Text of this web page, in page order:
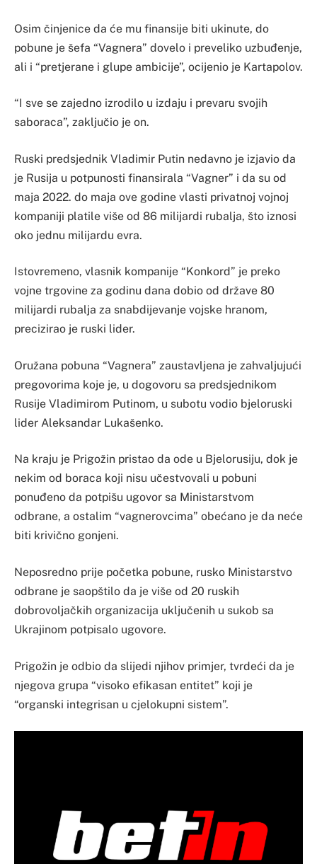
Osim činjenice da će mu finansije biti ukinute, do
pobune je šefa “Vagnera” dovelo i preveliko uzbuđenje,
ali i “pretjerane i glupe ambicije”, ocijenio je Kartapolov.
“I sve se zajedno izrodilo u izdaju i prevaru svojih
saboraca”, zaključio je on.
Ruski predsjednik Vladimir Putin nedavno je izjavio da
je Rusija u potpunosti finansirala “Vagner” i da su od
maja 2022. do maja ove godine vlasti privatnoj vojnoj
kompaniji platile više od 86 milijardi rubalja, što iznosi
oko jednu milijardu evra.
Istovremeno, vlasnik kompanije “Konkord” je preko
vojne trgovine za godinu dana dobio od države 80
milijardi rubalja za snabdijevanje vojske hranom,
precizirao je ruski lider.
Oružana pobuna “Vagnera” zaustavljena je zahvaljujući
pregovorima koje je, u dogovoru sa predsjednikom
Rusije Vladimirom Putinom, u subotu vodio bjeloruski
lider Aleksandar Lukašenko.
Na kraju je Prigožin pristao da ode u Bjelorusiju, dok je
nekim od boraca koji nisu učestvovali u pobuni
ponuđeno da potpišu ugovor sa Ministarstvom
odbrane, a ostalim “vagnerovcima” obećano je da neće
biti krivično gonjeni.
Neposredno prije početka pobune, rusko Ministarstvo
odbrane je saopštilo da je više od 20 ruskih
dobrovoljačkih organizacija uključenih u sukob sa
Ukrajinom potpisalo ugovore.
Prigožin je odbio da slijedi njihov primjer, tvrdeći da je
njegova grupa “visoko efikasan entitet” koji je
“organski integrisan u cjelokupni sistem”.